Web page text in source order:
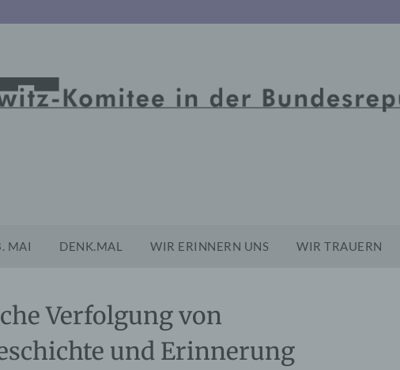
MAI DENK.MAL WIR ERINNERN UNS WIR TRAUERN
Verfolgung von
und Erinnerung